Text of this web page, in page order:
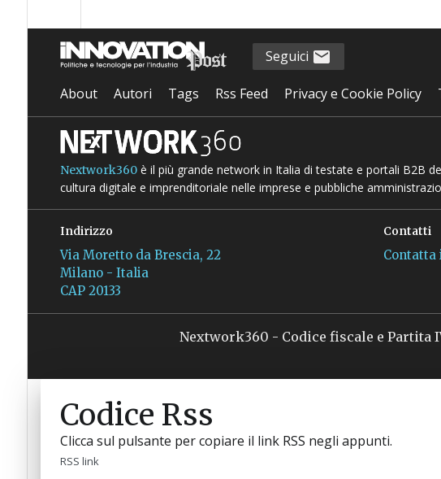
Seguici
About Autori Tags Rss Feed Privacy e Cookie Policy
Nextwork360è il più grande network in Italia di testate e portali B2B
cultura digitale e imprenditoriale nelle imprese e pubbliche
Indirizzo
Via Moretto da Brescia, 22
Milano - Italia
CAP 20133
Contatti
Nextwork360 - Codice fiscale e Partita
Codice Rss
Clicca sul pulsante per copiare il link RSS negli appunti.
RSS link